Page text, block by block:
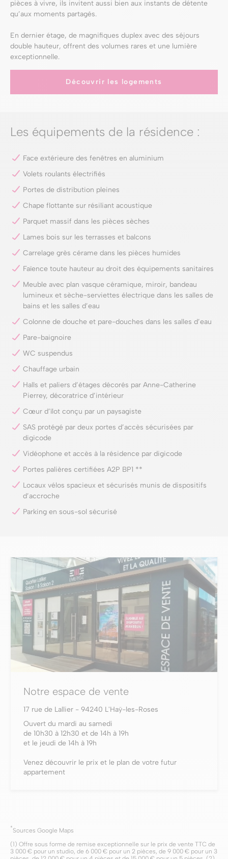
Les équipements de la résidence :
Face extérieure des fenêtres en aluminium
Volets roulants électrifiés
Portes de distribution pleines
Chape flottante sur résiliant acoustique
Parquet massif dans les pièces sèches
Lames bois sur les terrasses et balcons
Carrelage grès cérame dans les pièces humides
Faïence toute hauteur au droit des équipements sanitaires
Meuble avec plan vasque céramique, miroir, bandeau
lumineux et sèche-serviettes électrique dans les salles de
bains et les salles d’eau
Colonne de douche et pare-douches dans les salles d’eau
Pare-baignoire
WC suspendus
Chauffage urbain
Halls et paliers d’étages décorés par Anne-Catherine
Pierrey, décoratrice d’intérieur
Cœur d’îlot conçu par un paysagiste
SAS protégé par deux portes d’accès sécurisées par
digicode
Vidéophone et accès à la résidence par digicode
Portes palières certifiées A2P BP1 **
Locaux vélos spacieux et sécurisés munis de dispositifs
d’accroche
Parking en sous-sol sécurisé
pièces à vivre, ils invitent aussi bien aux instants de détente
qu’aux moments partagés.
En dernier étage, de magnifiques duplex avec des séjours
double hauteur, offrent des volumes rares et une lumière
exceptionnelle.
Découvrir les logements
Notre espace de vente
17 rue de Lallier - 94240 L'Haÿ-les-Roses
Ouvert du mardi au samedi
de 10h30 à 12h30 et de 14h à 19h
et le jeudi de 14h à 19h
Venez découvrir le prix et le plan de votre futur
appartement
*Sources Google Maps
(1) Offre sous forme de remise exceptionnelle sur le prix de vente TTC de
3 000 € pour un studio, de 6 000 € pour un 2 pièces, de 9 000 € pour un 3